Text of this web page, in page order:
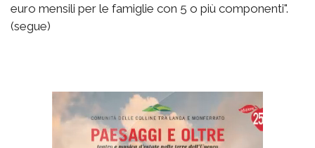
euro mensili per le famiglie con 5 o più componenti".
(segue)